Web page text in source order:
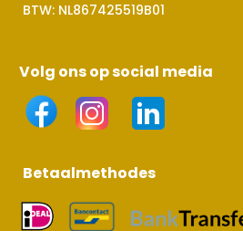
BTW: NL867425519B01
Volg ons op social media
Betaalmethodes